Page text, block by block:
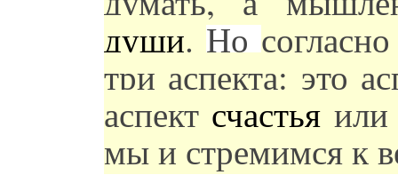
души. Но
три аспекта: это
аспект счастья
мы и стремимся к